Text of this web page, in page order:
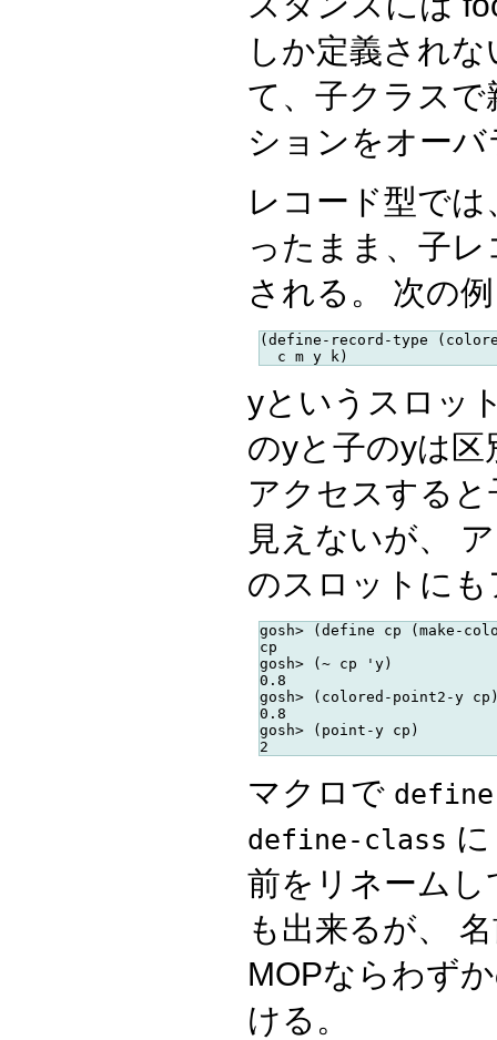
しか定義され
て、子クラス
ションをオー
レコード型で
ったまま、子
される。 次の
(define-record-type
yというスロッ
のyと子のyは
アクセスする
見えないが、
のスロットに
gosh> (define cp (make-
cp
gosh> (~ cp 'y)
0.8
gosh> (colored-point2-y
0.8
gosh> (point-y cp)
マクロで
define-class
前をリネーム
も出来るが、
MOPならわず
ける。